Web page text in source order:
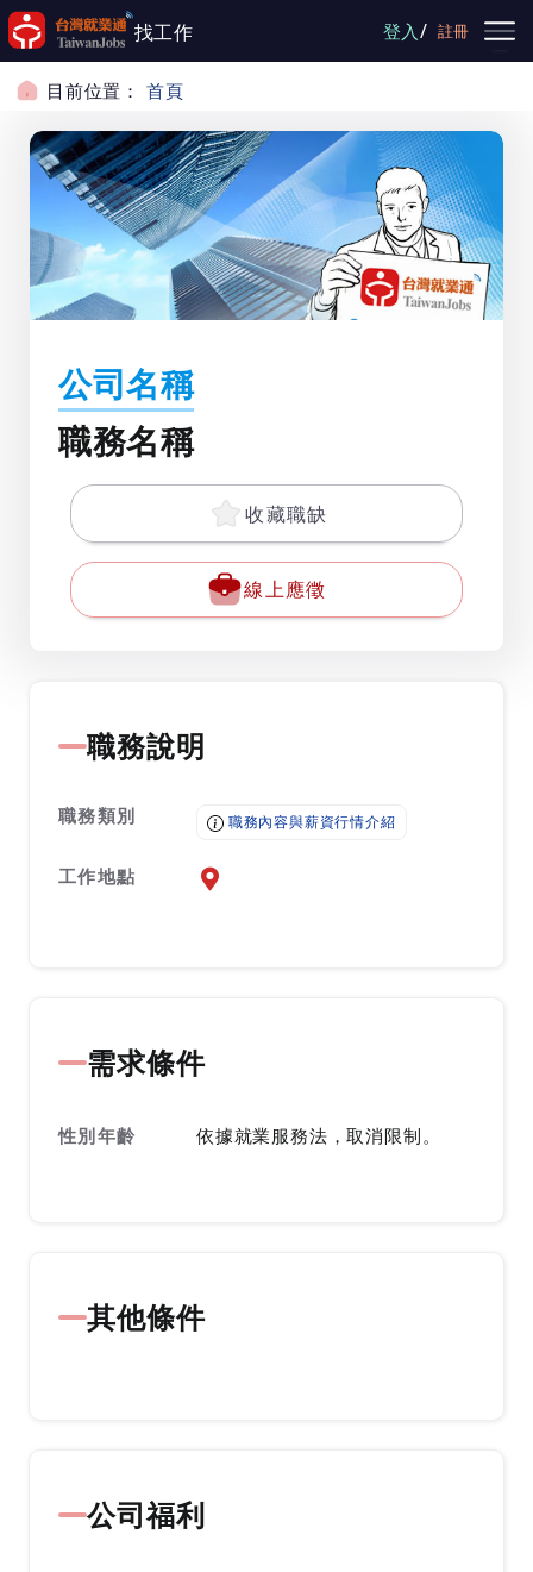
跳到主要內容
找工作 登入/ 註冊
目前位置： 首頁
公司名稱
職務名稱
收藏職缺
線上應徵
職務說明
職務類別 職務內容與薪資行情介紹
工作地點 前往查看地圖
需求條件
性別年齡 依據就業服務法，取消限制。
其他條件
公司福利